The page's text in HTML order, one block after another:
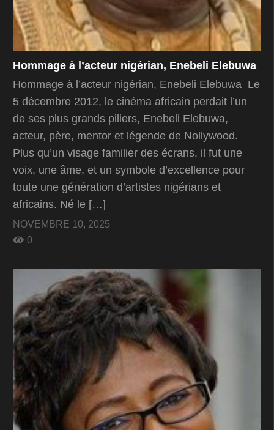
Hommage à l’acteur nigérian, Enebeli Elebuwa
Hommage à l’acteur nigérian, Enebeli Elebuwa Le
5 décembre 2012, le cinéma africain perdait l’un
de ses plus grands piliers, Enebeli Elebuwa,
acteur, père, mentor et légende de Nollywood.
Plus qu’un visage familier des écrans, il fut une
voix, une âme, et un symbole d’excellence pour
toute une génération d’artistes nigérians et
africains. Né le […]
NOVEMBRE 10, 2025
0